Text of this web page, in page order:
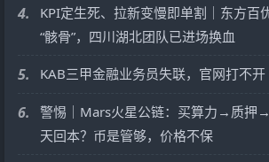
4.
KPI定生死、拉新变慢即单割｜东方百
“骸骨”，四川湖北团队已进场换血
5. KAB三甲金融业务员失联，官网打不开
6.
警惕｜Mars火星公链：买算力→质押
天回本？币是管够，价格不保